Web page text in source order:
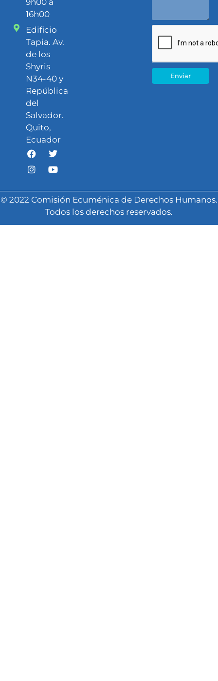
16h00
Edificio
Tapia. Av.
de los
Shyris
N34-40 y
República
del
Salvador.
Quito,
Ecuador
Enviar
© 2022 Comisión Ecuménica de Derechos Humanos.
Todos los derechos reservados.